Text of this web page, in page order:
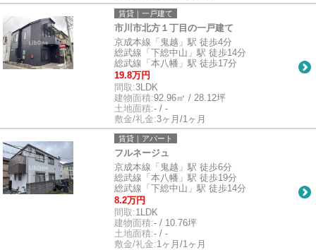
賃貸｜一戸建て
市川市北方１丁目の一戸建て
京成本線「鬼越」駅 徒歩4分
総武線「下総中山」駅 徒歩14分
総武線「本八幡」駅 徒歩17分
19.8万円
間取:3LDK
建物面積:92.96㎡ / 28.12坪
土地面積:- / -
敷金/礼金:3ヶ月/1ヶ月
賃貸｜アパート
フルネージュ
京成本線「鬼越」駅 徒歩6分
総武線「本八幡」駅 徒歩19分
総武線「下総中山」駅 徒歩14分
8.2万円
間取:1LDK
建物面積:- / 10.76坪
土地面積:- / -
敷金/礼金:1ヶ月/1ヶ月